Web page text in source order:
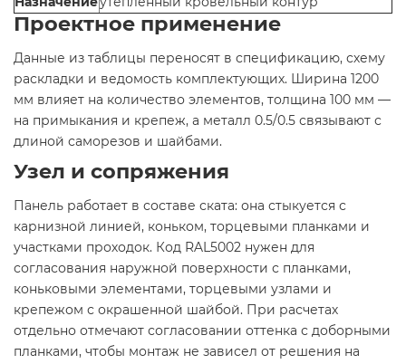
Проектное применение
Данные из таблицы переносят в спецификацию, схему
раскладки и ведомость комплектующих. Ширина 1200
мм влияет на количество элементов, толщина 100 мм —
на примыкания и крепеж, а металл 0.5/0.5 связывают с
длиной саморезов и шайбами.
Узел и сопряжения
Панель работает в составе ската: она стыкуется с
карнизной линией, коньком, торцевыми планками и
участками проходок. Код RAL5002 нужен для
согласования наружной поверхности с планками,
коньковыми элементами, торцевыми узлами и
крепежом с окрашенной шайбой. При расчетах
отдельно отмечают согласовании оттенка с доборными
планками, чтобы монтаж не зависел от решения на